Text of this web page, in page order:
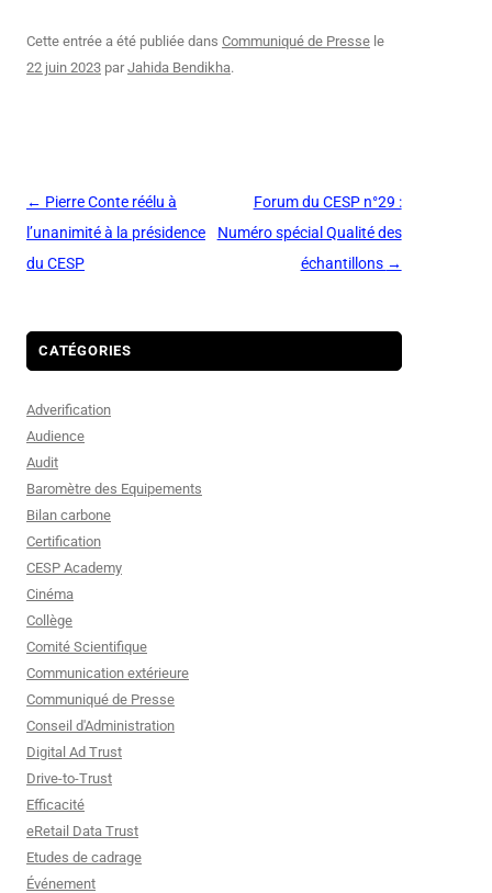
Cette entrée a été publiée dans Communiqué de Presse le
22 juin 2023 parJahida Bendikha.
Navigation
des
articles
← Pierre Conte réélu à
l’unanimité à la présidence
du CESP
Forum du CESP n°29 :
Numéro spécial Qualité des
échantillons →
CATÉGORIES
Adverification
Audience
Audit
Baromètre des Equipements
Bilan carbone
Certification
CESP Academy
Cinéma
Collège
Comité Scientifique
Communication extérieure
Communiqué de Presse
Conseil d'Administration
Digital Ad Trust
Drive-to-Trust
Efficacité
eRetail Data Trust
Etudes de cadrage
Événement